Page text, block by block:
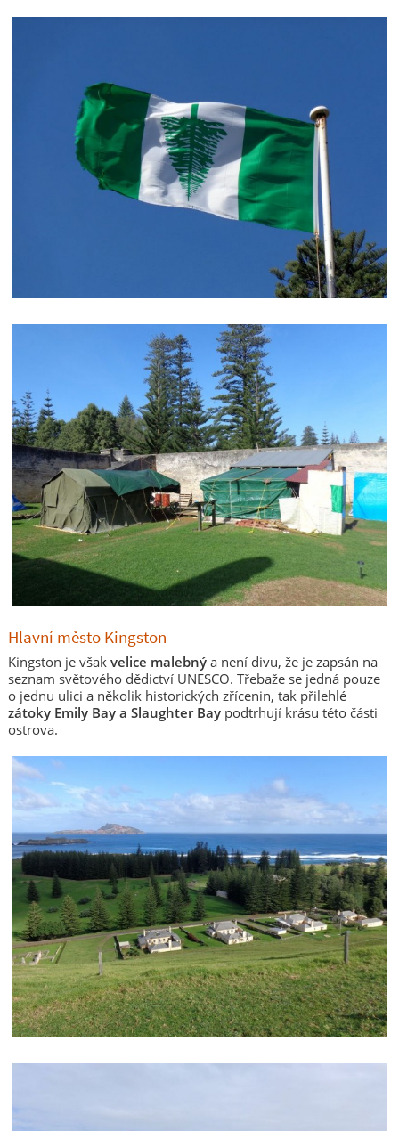
Hlavní město Kingston
Kingston je však velice malebný a není divu, že je zapsán na
seznam světového dědictví UNESCO. Třebaže se jedná pouze
o jednu ulici a několik historických zřícenin, tak přilehlé
zátoky Emily Bay a Slaughter Bay podtrhují krásu této části
ostrova.